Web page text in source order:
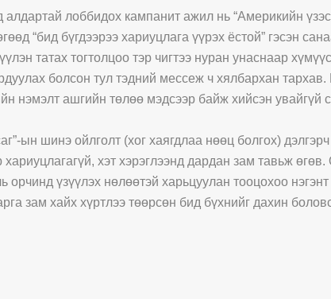
лоббидох кампанит ажил нь “Америкийн
“бид бүгдээрээ хариуцлага үүрэх ёстой” гэсэн
татах тогтолцоо тэр чигтээ нуран унаснаар
болсон тул тэдний мессеж ч хялбархан тархав.
нэмэлт ашгийн төлөө мэдсээр байж хийсэн увайгүй
ын шинэ ойлголт (хог хаягдлаа нөөц болгох)
хэт хэрэглээнд дардан зам тавьж өгөв.
орчинд үзүүлэх нөлөөтэй харьцуулан тооцохоо
зам хайх хүртлээ төөрсөн бид бүхнийг дахин